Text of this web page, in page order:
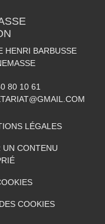
HENRI BARBUSSE
80 10 61
LÉGALES
UN CONTENU
COOKIES